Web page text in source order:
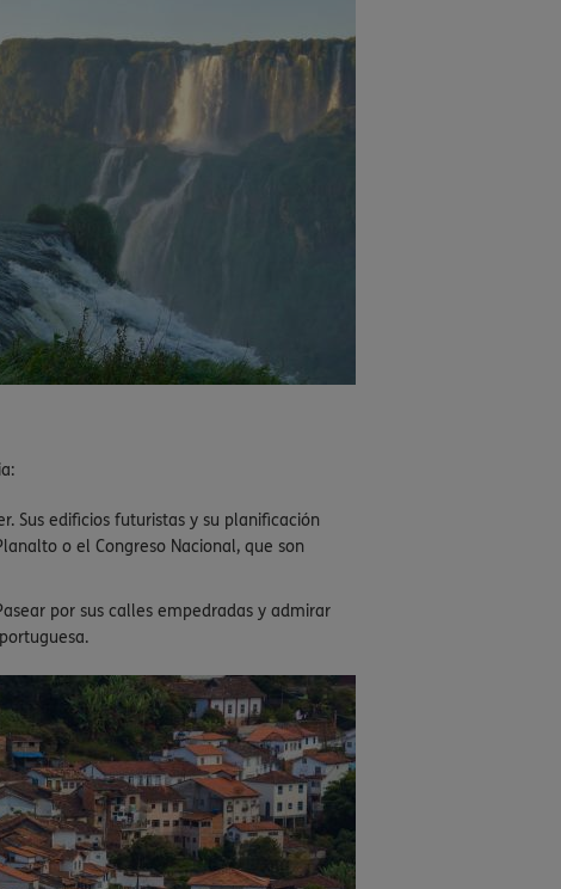
Sus edificios futuristas y su planificación
o el Congreso Nacional, que son
por sus calles empedradas y admirar